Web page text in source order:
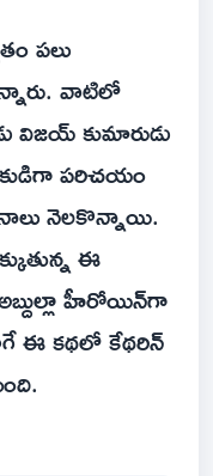
పలు
వాటిలో
విజయ్ కుమారుడు
పరిచయం
నెలకొన్నాయి.
ఈ
హీరోయిన్‌గా
ఈ కథలో కేథరిన్